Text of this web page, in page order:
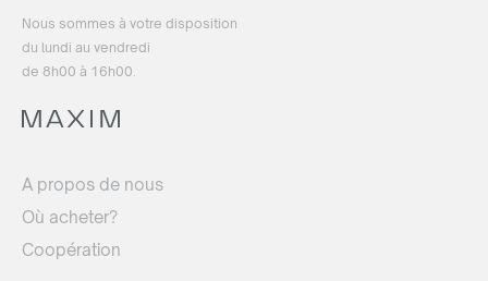
Nous sommes à votre disposition
du lundi au vendredi
de 8h00 à 16h00.
A propos de nous
Où acheter?
Coopération